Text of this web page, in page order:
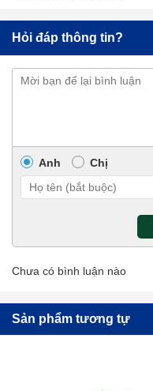
Hỏi đáp thông tin?
Anh Chị
Chưa có bình luận nào
Sản phẩm tương tự